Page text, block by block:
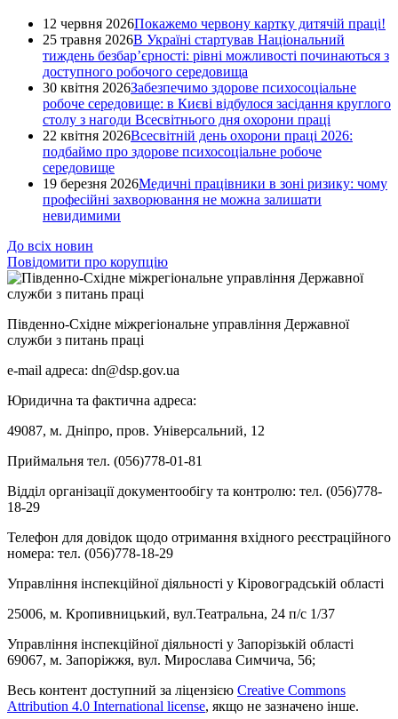
12 червня 2026Покажемо червону картку дитячій праці!
25 травня 2026В Україні стартував Національний
тиждень безбар’єрності: рівні можливості починаються з
доступного робочого середовища
30 квітня 2026Забезпечимо здорове психосоціальне
робоче середовище: в Києві відбулося засідання круглого
столу з нагоди Всесвітнього дня охорони праці
22 квітня 2026Всесвітній день охорони праці 2026:
подбаймо про здорове психосоціальне робоче
середовище
19 березня 2026Медичні працівники в зоні ризику: чому
професійні захворювання не можна залишати
невидимими
До всіх новин
Повідомити про корупцію
Південно-Східне міжрегіональне управління Державної
служби з питань праці
e-mail адреса: dn@dsp.gov.ua
Юридична та фактична адреса:
49087, м. Дніпро, пров. Універсальний, 12
Приймальня тел. (056)778-01-81
Відділ організації документообігу та контролю: тел. (056)778-
18-29
Телефон для довідок щодо отримання вхідного реєстраційного
номера: тел. (056)778-18-29
Управління інспекційної діяльності у Кіровоградській області
25006, м. Кропивницький, вул.Театральна, 24 п/с 1/37
Управління інспекційної діяльності у Запорізькій області
69067, м. Запоріжжя, вул. Мирослава Симчича, 56;
Весь контент доступний за ліцензією Creative Commons
Attribution 4.0 International license, якщо не зазначено інше.